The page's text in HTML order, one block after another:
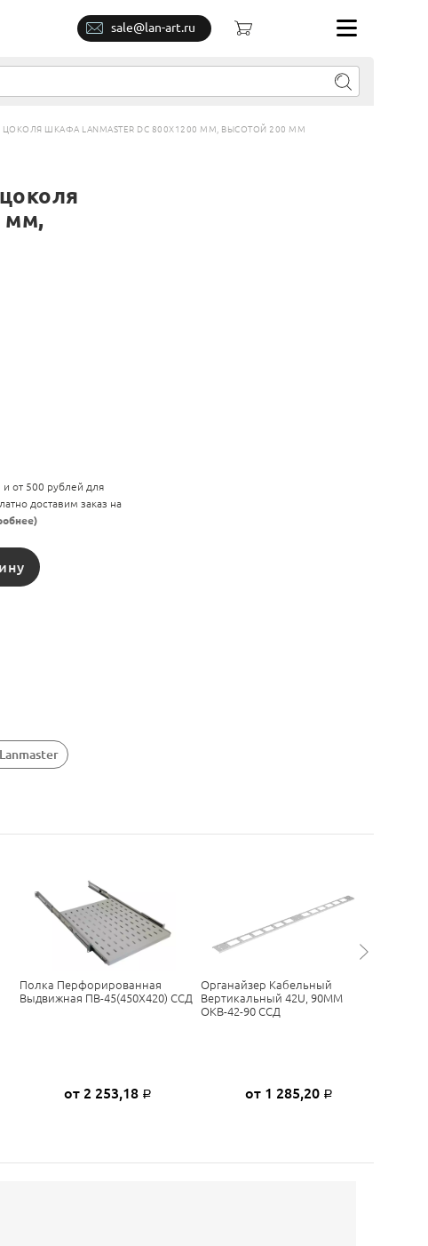
sale@lan-art.ru
ШКАФА LANMASTER DC 800Х1200 ММ, ВЫСОТОЙ 200 ММ
мм,
и от 500 рублей для
доставим заказ на
Полка Перфорированная
Выдвижная ПВ-45(450Х420) ССД
от 2 253,18 Р
Органайзер Кабельный
Вертикальный 42U, 90ММ
ОКВ-42-90 ССД
от 1 285,20 Р